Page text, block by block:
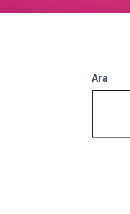
m
Ara